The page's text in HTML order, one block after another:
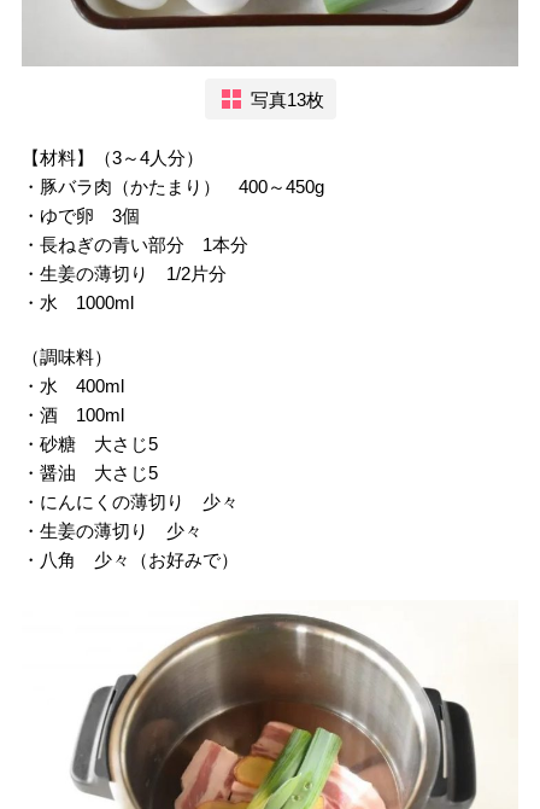
写真13枚
【材料】（3～4人分）
・豚バラ肉（かたまり） 400～450g
・ゆで卵 3個
・長ねぎの青い部分 1本分
・生姜の薄切り 1/2片分
・水 1000ml
（調味料）
・水 400ml
・酒 100ml
・砂糖 大さじ5
・醤油 大さじ5
・にんにくの薄切り 少々
・生姜の薄切り 少々
・八角 少々（お好みで）